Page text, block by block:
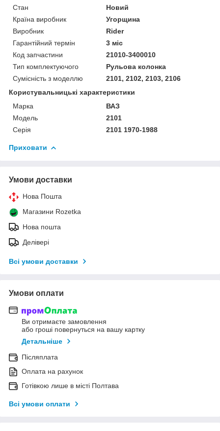
Стан
Новий
Країна виробник
Угорщина
Виробник
Rider
Гарантійний термін
3 міс
Код запчастини
21010-3400010
Тип комплектуючого
Рульова колонка
Сумісність з моделлю
2101, 2102, 2103, 2106
Користувальницькі характеристики
Марка
ВАЗ
Модель
2101
Серія
2101 1970-1988
Приховати
Умови доставки
Нова Пошта
Магазини Rozetka
Нова пошта
Делівері
Всі умови доставки
Умови оплати
Ви отримаєте замовлення
або гроші повернуться на вашу картку
Детальніше
Післяплата
Оплата на рахунок
Готівкою лише в місті Полтава
Всі умови оплати